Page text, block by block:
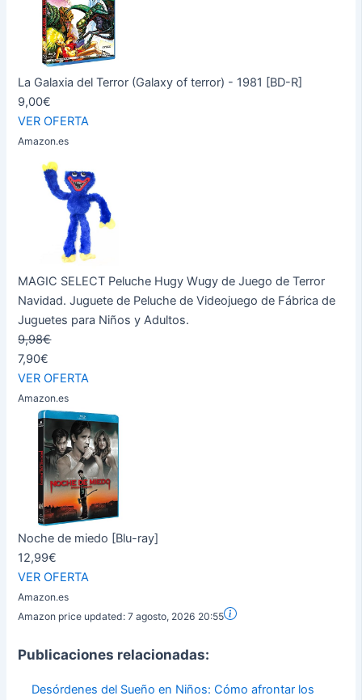
La Galaxia del Terror (Galaxy of terror) - 1981 [BD-R]
9,00€
VER OFERTA
Amazon.es
MAGIC SELECT Peluche Hugy Wugy de Juego de Terror
Navidad. Juguete de Peluche de Videojuego de Fábrica de
Juguetes para Niños y Adultos.
9,98€
7,90€
VER OFERTA
Amazon.es
Noche de miedo [Blu-ray]
12,99€
VER OFERTA
Amazon.es
Amazon price updated:7 agosto, 2026 20:55
Publicaciones relacionadas:
Desórdenes del Sueño en Niños: Cómo afrontar los